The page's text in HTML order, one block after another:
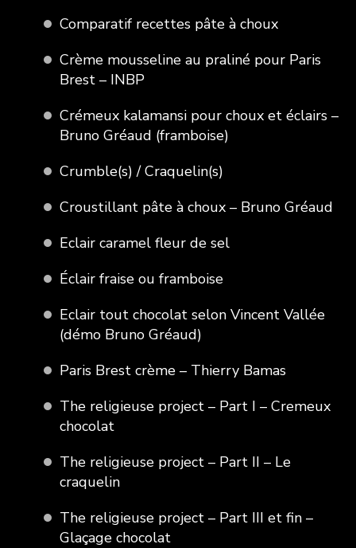
Comparatif recettes pâte à choux
Crème mousseline au praliné pour Paris
Brest – INBP
Crémeux kalamansi pour choux et éclairs –
Bruno Gréaud (framboise)
Crumble(s) / Craquelin(s)
Croustillant pâte à choux – Bruno Gréaud
Eclair caramel fleur de sel
Éclair fraise ou framboise
Eclair tout chocolat selon Vincent Vallée
(démo Bruno Gréaud)
Paris Brest crème – Thierry Bamas
The religieuse project – Part I – Cremeux
chocolat
The religieuse project – Part II – Le
craquelin
The religieuse project – Part III et fin –
Glaçage chocolat